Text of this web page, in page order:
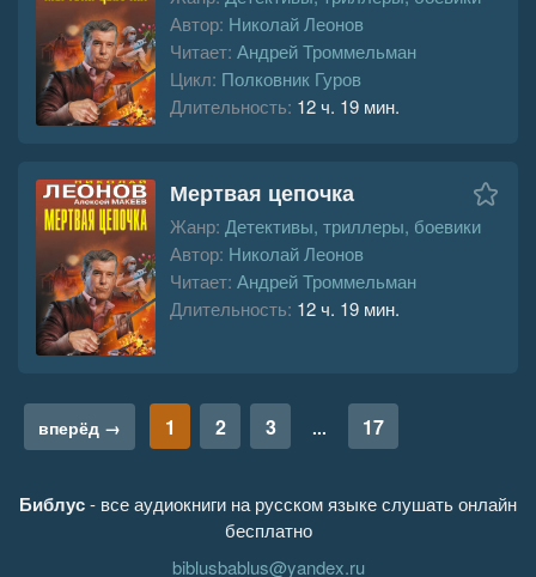
Автор: Николай Леонов
Читает: Андрей Троммельман
Цикл: Полковник Гуров
Длительность: 12 ч. 19 мин.
Мертвая цепочка
Жанр: Детективы, триллеры, боевики
Автор: Николай Леонов
Читает: Андрей Троммельман
Длительность: 12 ч. 19 мин.
вперёд → 1 2 3 ... 17
Библус- все аудиокниги на русском языке слушать онлайн
бесплатно
biblusbablus@yandex.ru